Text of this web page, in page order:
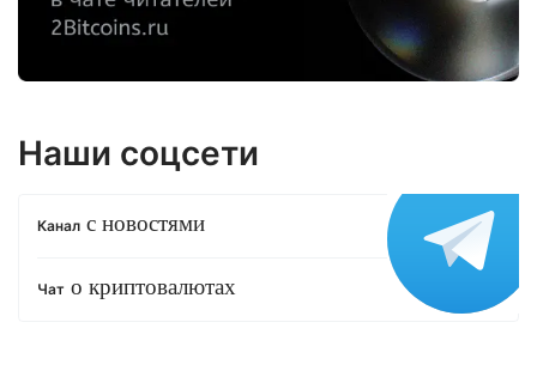
Наши соцсети
Канал с новостями
Чат о криптовалютах